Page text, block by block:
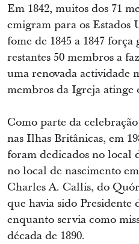
Em 1842, muitos dos 71
emigram para os Estados
fome de 1845 a 1847
restantes 50 membros a
uma renovada actividade
membros da Igreja atinge
Como parte da
nas Ilhas Britânicas, em
foram dedicados no local
no local de nascimento
Charles A. Callis, do
que havia sido
enquanto servia como
década de 1890.